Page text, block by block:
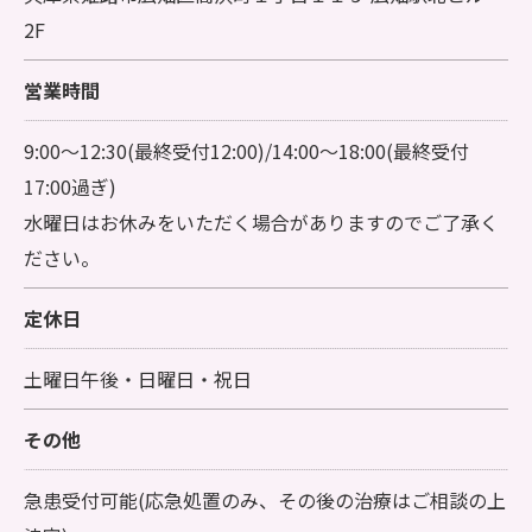
2F
営業時間
9:00～12:30(最終受付12:00)/14:00～18:00(最終受付
17:00過ぎ)
水曜日はお休みをいただく場合がありますのでご了承く
ださい。
定休日
土曜日午後・日曜日・祝日
その他
急患受付可能(応急処置のみ、その後の治療はご相談の上